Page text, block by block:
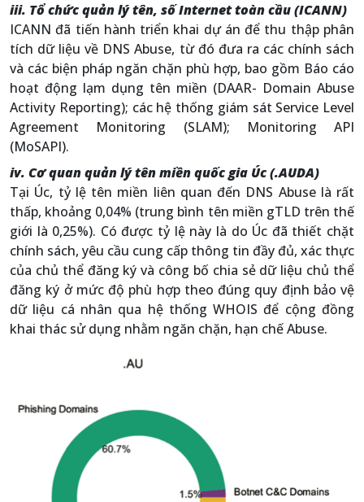
iii. Tổ chức quản lý tên, số Internet toàn cầu (ICANN)
ICANN đã tiến hành triển khai dự án để thu thập phân
tích dữ liệu về DNS Abuse, từ đó đưa ra các chính sách
và các biện pháp ngăn chặn phù hợp, bao gồm Báo cáo
hoạt động lạm dụng tên miền (DAAR- Domain Abuse
Activity Reporting); các hệ thống giám sát Service Level
Agreement Monitoring (SLAM); Monitoring API
(MoSAPI).
iv. Cơ quan quản lý tên miền quốc gia Úc (.AUDA)
Tại Úc, tỷ lệ tên miền liên quan đến DNS Abuse là rất
thấp, khoảng 0,04% (trung bình tên miền gTLD trên thế
giới là 0,25%). Có được tỷ lệ này là do Úc đã thiết chặt
chính sách, yêu cầu cung cấp thông tin đầy đủ, xác thực
của chủ thể đăng ký và công bố chia sẻ dữ liệu chủ thể
đăng ký ở mức độ phù hợp theo đúng quy định bảo vệ
dữ liệu cá nhân qua hệ thống WHOIS để cộng đồng
khai thác sử dụng nhằm ngăn chặn, hạn chế Abuse.